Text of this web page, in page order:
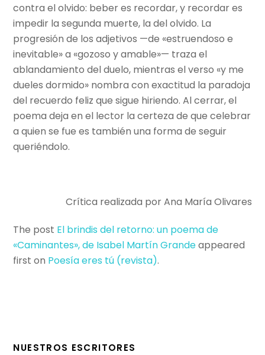
contra el olvido: beber es recordar, y recordar es
impedir la segunda muerte, la del olvido. La
progresión de los adjetivos —de «estruendoso e
inevitable» a «gozoso y amable»— traza el
ablandamiento del duelo, mientras el verso «y me
dueles dormido» nombra con exactitud la paradoja
del recuerdo feliz que sigue hiriendo. Al cerrar, el
poema deja en el lector la certeza de que celebrar
a quien se fue es también una forma de seguir
queriéndolo.
Crítica realizada por Ana María Olivares
The post El brindis del retorno: un poema de
«Caminantes», de Isabel Martín Grandeappeared
first on Poesí­a eres tú (revista).
NUESTROS ESCRITORES